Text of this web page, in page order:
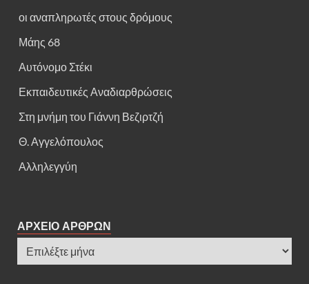
οι αναπληρωτές στους δρόμους
Μάης 68
Αυτόνομο Στέκι
Εκπαιδευτικές Αναδιαρθρώσεις
Στη μνήμη του Γιάννη Βεζιρτζή
Θ. Αγγελόπουλος
Αλληλεγγύη
ΑΡΧΕΙΟ ΑΡΘΡΩΝ